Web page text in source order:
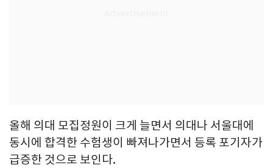
올해 의대 모집정원이 크게 늘면서 의대나 서울대에
동시에 합격한 수험생이 빠져나가면서 등록 포기자가
급증한 것으로 보인다.